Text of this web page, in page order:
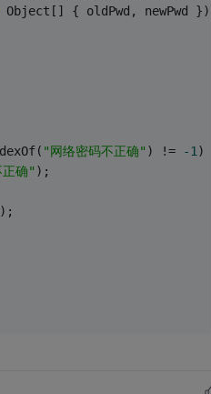
{ oldPwd, newPwd });
"网络密码不正确" ) != -1 )
正确" );